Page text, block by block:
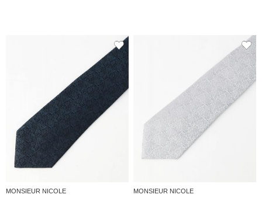
MONSIEUR NICOLE
MONSIEUR NICOLE